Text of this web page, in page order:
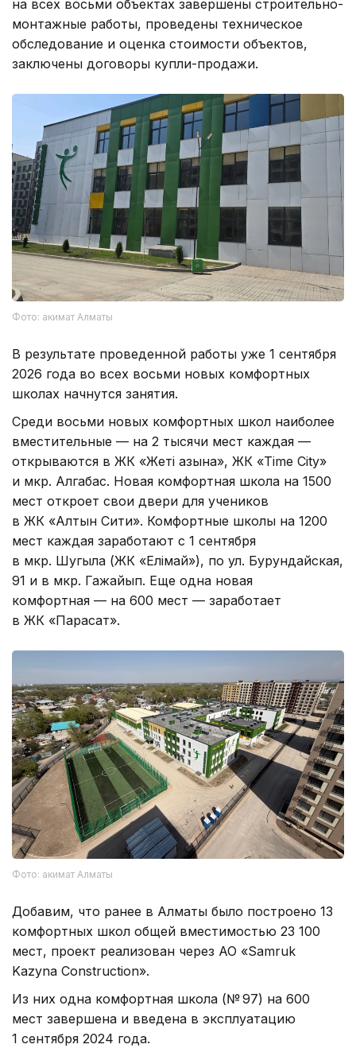
на всех восьми объектах завершены строительно-
монтажные работы, проведены техническое
обследование и оценка стоимости объектов,
заключены договоры купли-продажи.
Фото: акимат Алматы
В результате проведенной работы уже 1 сентября
2026 года во всех восьми новых комфортных
школах начнутся занятия.
Среди восьми новых комфортных школ наиболее
вместительные — на 2 тысячи мест каждая —
открываются в ЖК «Жеті Қазына», ЖК «Time City»
и мкр. Алгабас. Новая комфортная школа на 1500
мест откроет свои двери для учеников
в ЖК «Алтын Сити». Комфортные школы на 1200
мест каждая заработают с 1 сентября
в мкр. Шугыла (ЖК «Елімай»), по ул. Бурундайская,
91 и в мкр. Гажайып. Еще одна новая
комфортная — на 600 мест — заработает
в ЖК «Парасат».
Фото: акимат Алматы
Добавим, что ранее в Алматы было построено 13
комфортных школ общей вместимостью 23 100
мест, проект реализован через АО «Samruk
Kazyna Construction».
Из них одна комфортная школа (№ 97) на 600
мест завершена и введена в эксплуатацию
1 сентября 2024 года.